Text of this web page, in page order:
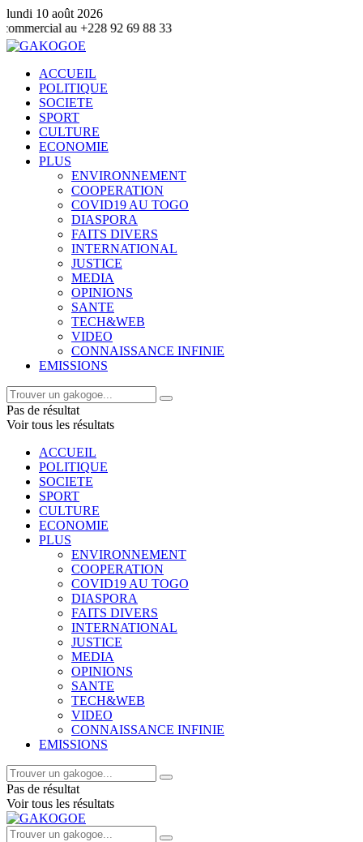
lundi 10 août 2026
92 69 88 33
ACCUEIL
POLITIQUE
SOCIETE
SPORT
CULTURE
ECONOMIE
PLUS
ENVIRONNEMENT
COOPERATION
COVID19 AU TOGO
DIASPORA
FAITS DIVERS
INTERNATIONAL
JUSTICE
MEDIA
OPINIONS
SANTE
TECH&WEB
VIDEO
CONNAISSANCE INFINIE
EMISSIONS
Pas de résultat
Voir tous les résultats
ACCUEIL
POLITIQUE
SOCIETE
SPORT
CULTURE
ECONOMIE
PLUS
ENVIRONNEMENT
COOPERATION
COVID19 AU TOGO
DIASPORA
FAITS DIVERS
INTERNATIONAL
JUSTICE
MEDIA
OPINIONS
SANTE
TECH&WEB
VIDEO
CONNAISSANCE INFINIE
EMISSIONS
Pas de résultat
Voir tous les résultats